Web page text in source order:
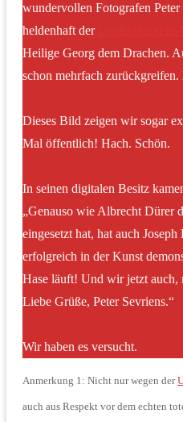
wundervollen Fotografen
heldenhaft der
Heilige Georg dem Drachen.
schon mehrfach
Dieses Bild zeigen wir sogar
Mal öffentlich! Hach. Schön.
In seinen digitalen Besitz
„Genauso wie Albrecht Dürer
eingesetzt hat, hat auch Joseph
erfolgreich in der Kunst
Hase läuft! Und wir jetzt auch,
Liebe Grüße, Peter Sevriens.“
Wir haben es versucht.
Anmerkung 1: Nicht nur wegen der
auch aus Respekt vor dem echten